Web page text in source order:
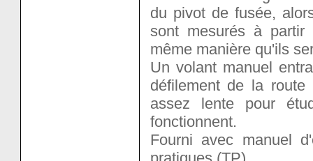
du pivot de fusée,
sont mesurés à partir
même manière qu'ils
Un volant manuel
défilement de la
assez lente pour
fonctionnent.
Fourni avec manuel